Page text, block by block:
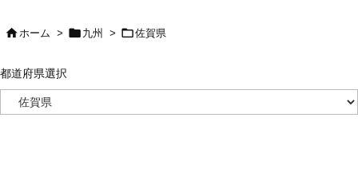
ホーム >  九州 > 佐賀県
都道府県選択
道